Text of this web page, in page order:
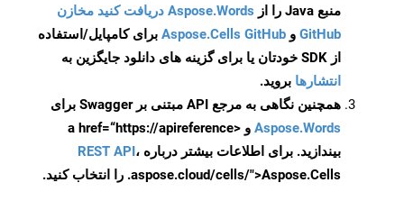
منبع Java را از
Aspose.Words دریافت کنید مخازن
GitHub و Aspose.Cells GitHub برای کامپایل/استفاده
از SDK خودتان یا برای گزینه های دانلود جایگزین به
انتشارها بروید.
همچنین نگاهی به مرجع API مبتنی بر Swagger برای
Aspose.Words
و <a href=“https://apireference
بیندازید. برای اطلاعات بیشتر درباره REST API،
.aspose.cloud/cells/">Aspose.Cells را انتخاب کنید.